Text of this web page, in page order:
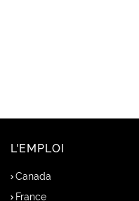
L'EMPLOI
Canada
France